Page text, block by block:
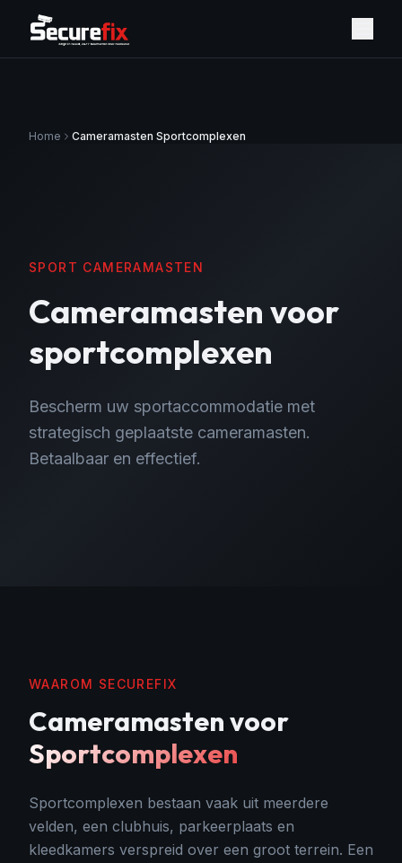
Home Cameramasten Sportcomplexen
SPORT CAMERAMASTEN
Cameramasten voor
sportcomplexen
Bescherm uw sportaccommodatie met
strategisch geplaatste cameramasten.
Betaalbaar en effectief.
WAAROM SECUREFIX
Cameramastenvoor
Sportcomplexen
Sportcomplexen bestaan vaak uit meerdere
velden, een clubhuis, parkeerplaats en
kleedkamers verspreid over een groot terrein. Een